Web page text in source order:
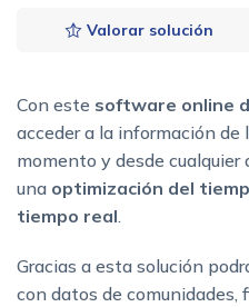
Valorar solución
Con este software online
acceder a la información de
momento y desde
una optimización del
tiempo real.
Gracias a esta solución
con datos de comunidades,